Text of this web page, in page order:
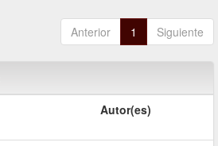
Anterior 1 Siguiente
Autor(es)